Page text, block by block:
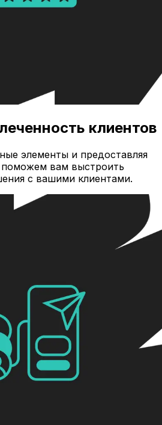
клиентов
элементы и предоставляя
вам выстроить
с вашими клиентами.